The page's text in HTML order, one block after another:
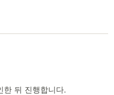
한 뒤 진행합니다.